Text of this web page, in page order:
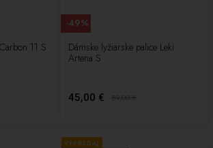
11 S
Dámske lyžiarske palice Leki
Artena S
45,00 € 89,00€
-49%
VÝPREDAJ